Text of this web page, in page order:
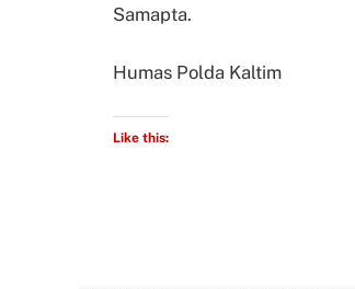
Samapta.
Humas Polda Kaltim
Like this: